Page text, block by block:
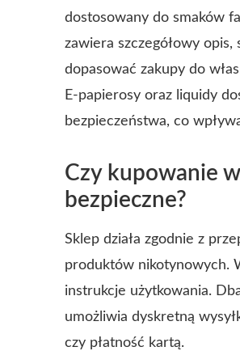
dostosowany do smaków
zawiera szczegółowy
dopasować zakupy do
E-papierosy oraz liquidy
bezpieczeństwa, co
Czy kupowanie
bezpieczne?
Sklep działa zgodnie z
produktów nikotynowych.
instrukcje użytkowania.
umożliwia dyskretną
czy płatność kartą.